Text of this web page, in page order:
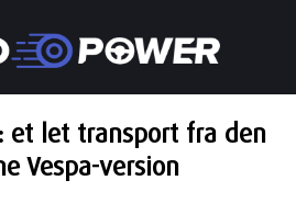
et let transport fra den
Vespa-version